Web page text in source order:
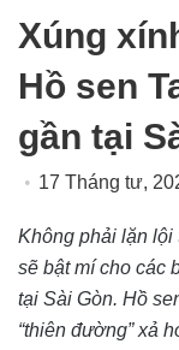
Xúng
Hồ sen
gần tại
17 Tháng tư,
Không phải lặn
sẽ bật mí cho các
tại Sài Gòn. Hồ
“thiên đường” xả